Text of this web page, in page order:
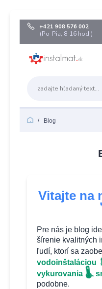
+421 908 576 002
(Po-Pia, 8-16 hod.)
Blog
Vitajte na
Pre nás je blog
šírenie kvalitných
ľudí, ktorí sa
vodoinštaláciou
vykurovania 🌡️,
podobne.